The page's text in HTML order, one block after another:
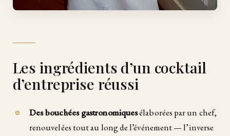
Les ingrédients d’un cocktail
d’entreprise réussi
Des bouchées gastronomiquesélaborées par un chef,
renouvelées tout au long de l’événement — l’inverse